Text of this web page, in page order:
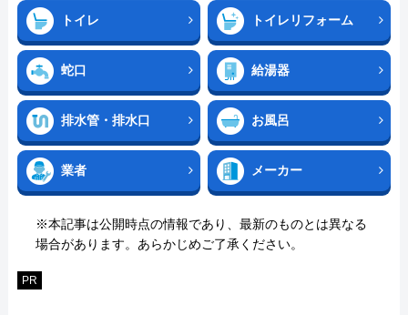
トイレ トイレリフォーム
蛇口 給湯器
排水管・排水口 お風呂
業者 メーカー
※本記事は公開時点の情報であり、最新のものとは異なる
場合があります。あらかじめご了承ください。
PR